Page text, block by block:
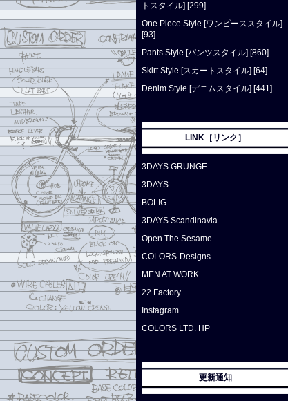
トスタイル] [299]
One Piece Style [ワンピーススタイル]
[93]
Pants Style [パンツスタイル] [860]
Skirt Style [スカートスタイル] [64]
Denim Style [デニムスタイル] [441]
LINK［リンク］
3DAYS GRUNGE
3DAYS
BOLIG
3DAYS Scandinavia
Open The Sesame
COLORS-Designs
MEN AT WORK
22 Factory
Instagram
COLORS LTD. HP
更新通知